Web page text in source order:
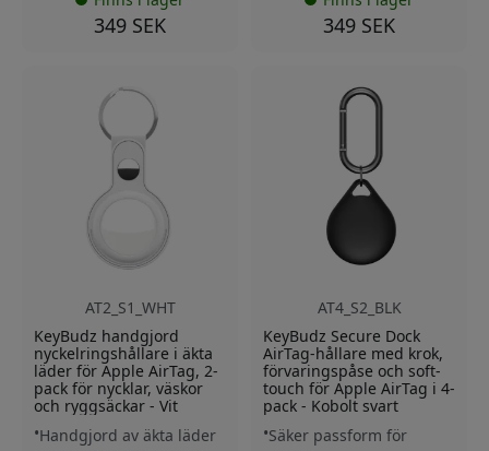
349 SEK 349 SEK
AT2_S1_WHT
KeyBudz handgjord
nyckelringshållare i äkta
läder för Apple AirTag, 2-
pack för nycklar, väskor
och ryggsäckar - Vit
Handgjord av äkta läder
AT4_S2_BLK
KeyBudz Secure Dock
AirTag-hållare med krok,
förvaringspåse och soft-
touch för Apple AirTag i 4-
pack - Kobolt svart
Säker passform för